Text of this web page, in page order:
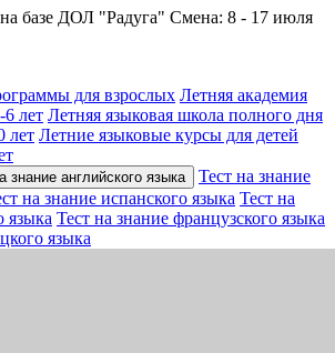
базе ДОЛ "Радуга" Смена: 8 - 17 июля
для взрослых Летняя академия
лет Летняя языковая школа полного дня
лет Летние языковые курсы для детей
знание английского языка
Тест на знание
на знание испанского языка Тест на
языка Тест на знание французского языка
языка